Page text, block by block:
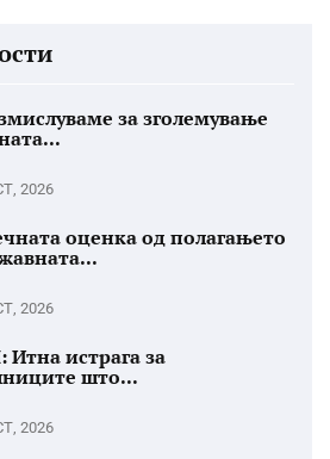
за зголемување
2026
оценка од полагањето
2026
истрага за
што...
2026